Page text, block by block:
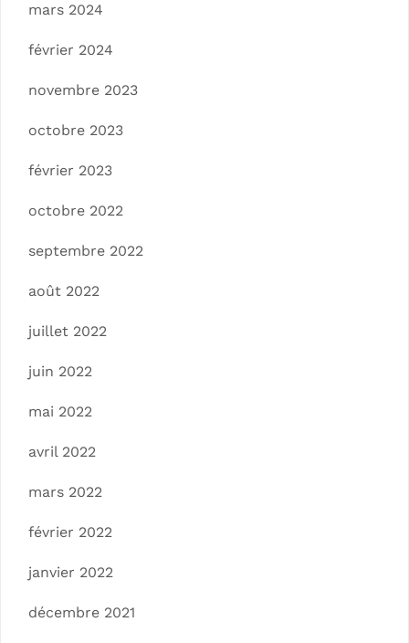
mars 2024
février 2024
novembre 2023
octobre 2023
février 2023
octobre 2022
septembre 2022
août 2022
juillet 2022
juin 2022
mai 2022
avril 2022
mars 2022
février 2022
janvier 2022
décembre 2021